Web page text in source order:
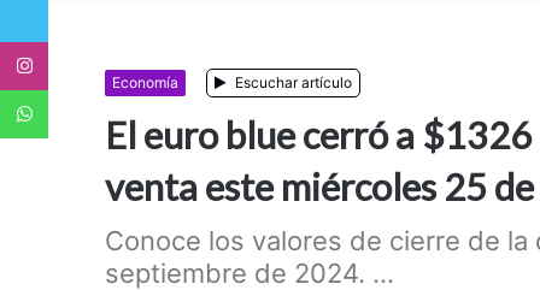
Economía Escuchar artículo
El euro blue cerró a
venta este miércoles 25
Conoce los valores de cierre de
septiembre de 2024. ...
WhatsApp